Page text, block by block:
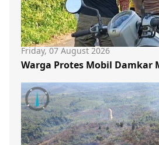
Friday, 07 August 2026
Warga Protes Mobil Damkar